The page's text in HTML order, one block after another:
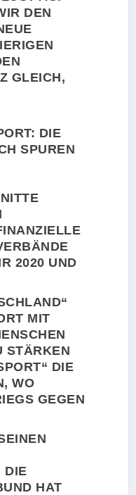
DEN
GLEICH,
DIE
SPUREN
P
U
A
UND M
MIT
STÄRKEN
DIE
WO
GEGEN
V
U
HAT H